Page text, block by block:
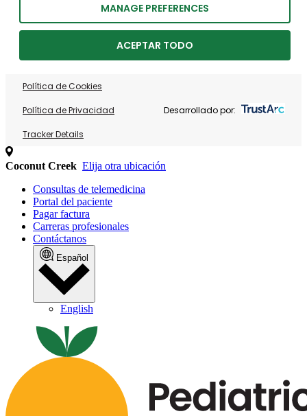
MANAGE PREFERENCES
ACEPTAR TODO
Política de Cookies
Política de Privacidad
Tracker Details
Desarrollado por:
Coconut Creek Elija otra ubicación
Consultas de telemedicina
Portal del paciente
Pagar factura
Carreras profesionales
Contáctanos
Español
English